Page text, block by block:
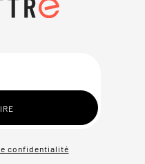
confidentialité